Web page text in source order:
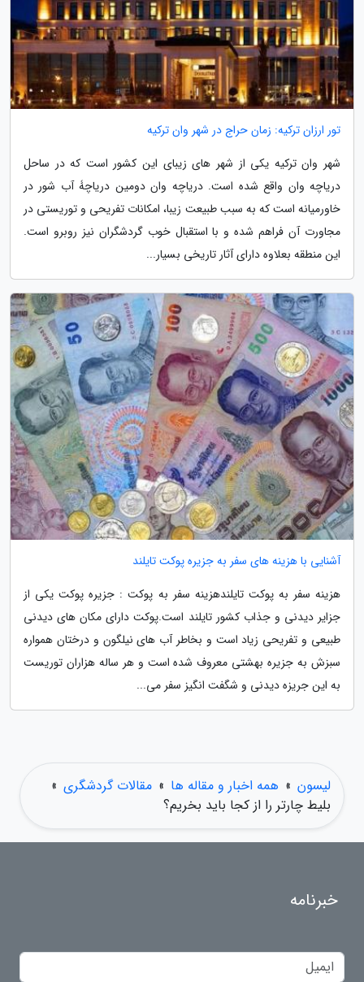
تور ارزان ترکیه: زمان حراج در شهر وان ترکیه
شهر وان ترکیه یکی از شهر های زیبای این کشور است که در ساحل
دریاچه وان واقع شده است. دریاچه وان دومین دریاچۀ آب شور در
خاورمیانه است که به سبب طبیعت زیبا، امکانات تفریحی و توریستی در
مجاورت آن فراهم شده و با استقبال خوب گردشگران نیز روبرو است.
این منطقه بعلاوه دارای آثار تاریخی بسیار...
آشنایی با هزینه های سفر به جزیره پوکت تایلند
هزینه سفر به پوکت تایلندهزینه سفر به پوکت : جزیره پوکت یکی از
جزایر دیدنی و جذاب کشور تایلند است.پوکت دارای مکان های دیدنی
طبیعی و تفریحی زیاد است و بخاطر آب های نیلگون و درختان همواره
سبزش به جزیره بهشتی معروف شده است و هر ساله هزاران توریست
به این جریزه دیدنی و شگفت انگیز سفر می...
لیسون » همه اخبار و مقاله ها » مقالات گردشگری »
بلیط چارتر را از کجا باید بخریم؟
خبرنامه